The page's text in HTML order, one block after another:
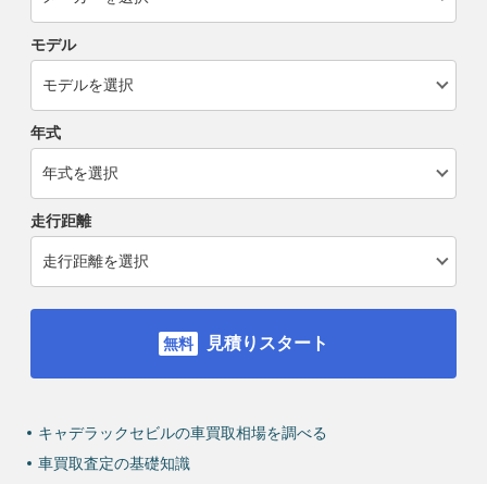
モデル
年式
走行距離
見積りスタート
キャデラックセビルの車買取相場を調べる
車買取査定の基礎知識